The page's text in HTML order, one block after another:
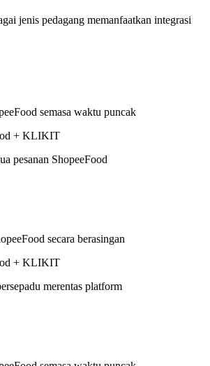
jenis pedagang memanfaatkan integrasi
semasa waktu puncak
+ KLIKIT
pesanan ShopeeFood
secara berasingan
+ KLIKIT
merentas platform